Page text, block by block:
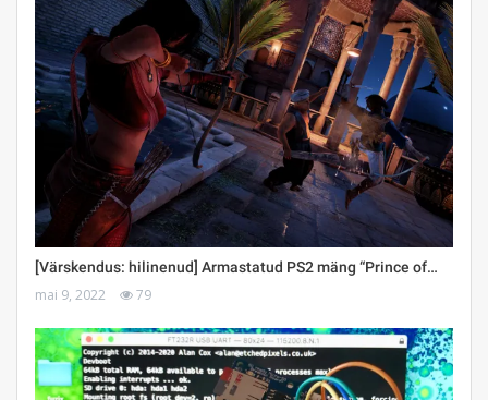
[Värskendus: hilinenud] Armastatud PS2 mäng “Prince of…
mai 9, 2022 79